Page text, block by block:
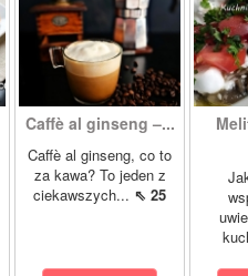
Caffè al ginseng –...
Caffè al ginseng, co to
za kawa? To jeden z
ciekawszych... ⇖ 25